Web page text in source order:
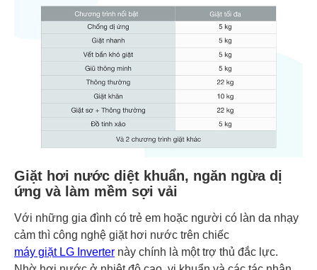
Giặt hơi nước diệt khuẩn, ngăn ngừa dị
ứng và làm mềm sợi vải
Với những gia đình có trẻ em hoặc người có làn da nhạy
cảm thì công nghệ giặt hơi nước trên chiếc
máy giặt LG Inverter này chính là một trợ thủ đắc lực.